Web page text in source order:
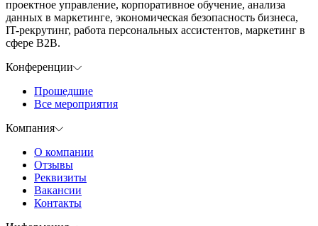
проектное управление, корпоративное обучение, анализа
данных в маркетинге, экономическая безопасность бизнеса,
IT-рекрутинг, работа персональных ассистентов, маркетинг в
сфере B2B.
Конференции
Прошедшие
Все мероприятия
Компания
О компании
Отзывы
Реквизиты
Вакансии
Контакты